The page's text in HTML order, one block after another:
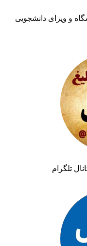
و ویزای دانشجویی
تلگرام